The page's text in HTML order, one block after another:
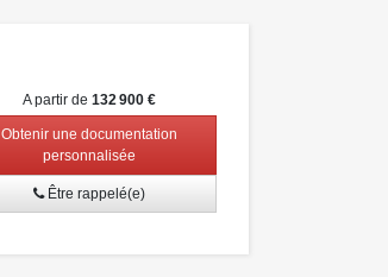
A partir de132 900 €
Obtenir une documentation
personnalisée
Être rappelé(e)